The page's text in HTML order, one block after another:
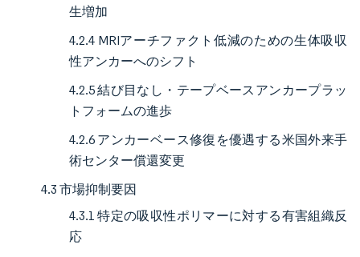
生増加
4.2.4 MRIアーチファクト低減のための生体吸収
性アンカーへのシフト
4.2.5 結び目なし・テープベースアンカープラッ
トフォームの進歩
4.2.6 アンカーベース修復を優遇する米国外来手
術センター償還変更
4.3 市場抑制要因
4.3.1 特定の吸収性ポリマーに対する有害組織反
応